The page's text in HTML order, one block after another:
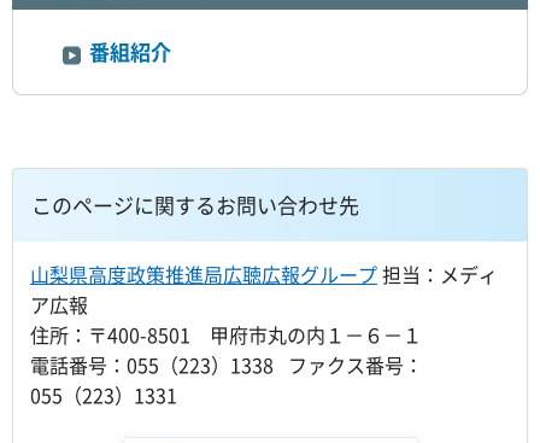
番組紹介
このページに関するお問い合わせ先
山梨県高度政策推進局広聴広報グループ担当：メディ
ア広報
住所：〒400-8501 甲府市丸の内１－６－１
電話番号：055（223）1338 ファクス番号：
055（223）1331